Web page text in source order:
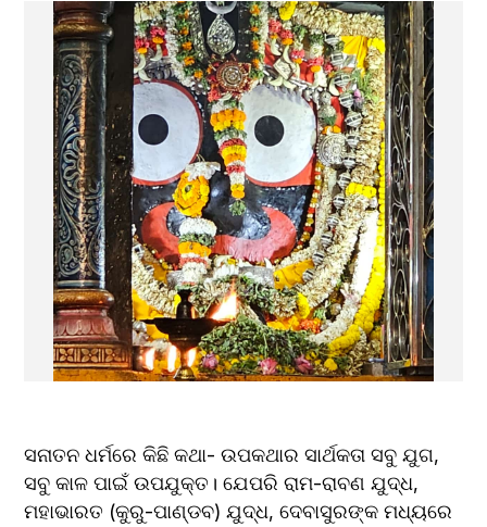
ସନାତନ ଧର୍ମରେ କିଛି କଥା- ଉପକଥାର ସାର୍ଥକତା ସବୁ ଯୁଗ,
ସବୁ କାଳ ପାଇଁ ଉପଯୁକ୍ତ। ଯେପରି ରାମ-ରାବଣ ଯୁଦ୍ଧ,
ମହାଭାରତ (କୁରୁ-ପାଣ୍ଡବ) ଯୁଦ୍ଧ, ଦେବାସୁରଙ୍କ ମଧ୍ୟରେ